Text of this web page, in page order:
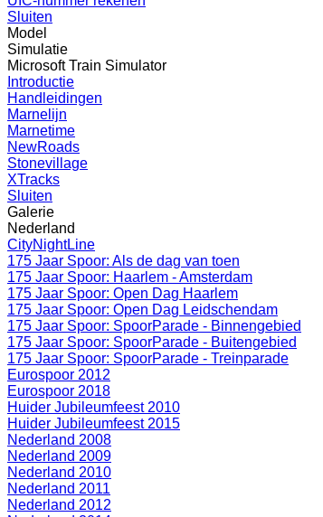
Sluiten
Model
Simulatie
Microsoft Train Simulator
Introductie
Handleidingen
Marnelijn
Marnetime
NewRoads
Stonevillage
XTracks
Sluiten
Galerie
Nederland
CityNightLine
175 Jaar Spoor: Als de dag van toen
175 Jaar Spoor: Haarlem - Amsterdam
175 Jaar Spoor: Open Dag Haarlem
175 Jaar Spoor: Open Dag Leidschendam
175 Jaar Spoor: SpoorParade - Binnengebied
175 Jaar Spoor: SpoorParade - Buitengebied
175 Jaar Spoor: SpoorParade - Treinparade
Eurospoor 2012
Eurospoor 2018
Huider Jubileumfeest 2010
Huider Jubileumfeest 2015
Nederland 2008
Nederland 2009
Nederland 2010
Nederland 2011
Nederland 2012